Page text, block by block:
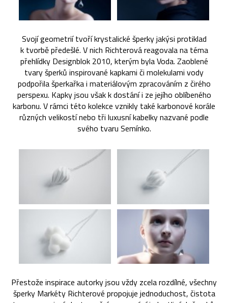
Svojí geometrií tvoří krystalické šperky jakýsi protiklad
k tvorbě předešlé. V nich Richterová reagovala na téma
přehlídky Designblok 2010, kterým byla Voda. Zaoblené
tvary šperků inspirované kapkami či molekulami vody
podpořila šperkařka i materiálovým zpracováním z čirého
perspexu. Kapky jsou však k dostání i ze jejího oblíbeného
karbonu. V rámci této kolekce vznikly také karbonové korále
různých velikostí nebo tři luxusní kabelky nazvané podle
svého tvaru Semínko.
Přestože inspirace autorky jsou vždy zcela rozdílné, všechny
šperky Markéty Richterové propojuje jednoduchost, čistota